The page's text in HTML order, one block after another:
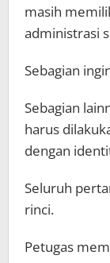
masih
administrasi
Sebagian
Sebagian
harus
dengan
Seluruh
rinci.
Petugas